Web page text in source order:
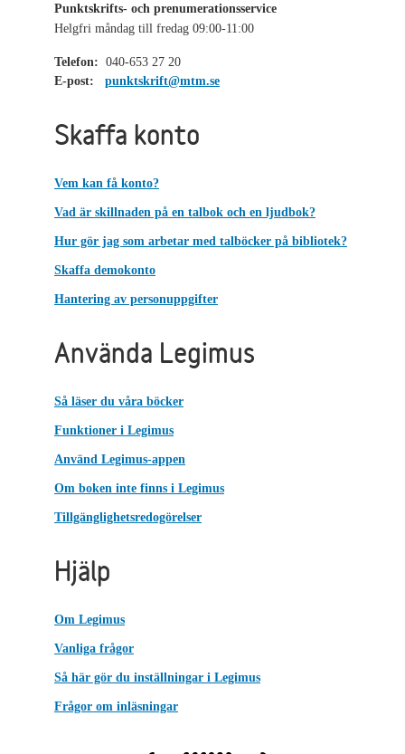
Punktskrifts- och prenumerationsservice
Helgfri måndag till fredag 09:00-11:00
Telefon: 040-653 27 20
E-post:
punktskrift@mtm.se
Skaffa konto
Vem kan få konto?
Vad är skillnaden på en talbok och en ljudbok?
Hur gör jag som arbetar med talböcker på bibliotek?
Skaffa demokonto
Hantering av personuppgifter
Använda Legimus
Så läser du våra böcker
Funktioner i Legimus
Använd Legimus-appen
Om boken inte finns i Legimus
Tillgänglighetsredogörelser
Hjälp
Om Legimus
Vanliga frågor
Så här gör du inställningar i Legimus
Frågor om inläsningar